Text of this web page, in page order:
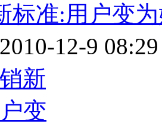
标准:用户变
2010-12-9 08:29